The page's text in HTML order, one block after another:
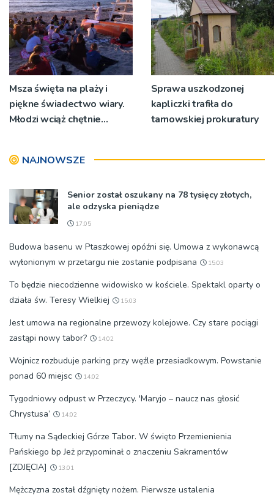
Msza święta na plaży i
piękne świadectwo wiary.
Młodzi wciąż chętnie
Sprawa uszkodzonej
kapliczki trafiła do
tarnowskiej prokuratury
NAJNOWSZE
Senior został oszukany na 78 tysięcy złotych,
ale odzyska pieniądze
17:05
Budowa basenu w Ptaszkowej opóźni się. Umowa z wykonawcą
wyłonionym w przetargu nie zostanie podpisana
15:03
To będzie niecodzienne widowisko w kościele. Spektakl oparty o
działa św. Teresy Wielkiej
15:03
Jest umowa na regionalne przewozy kolejowe. Czy stare pociągi
zastąpi nowy tabor?
14:02
Wojnicz rozbuduje parking przy węźle przesiadkowym. Powstanie
ponad 60 miejsc
14:02
Tygodniowy odpust w Przeczycy. 'Maryjo – naucz nas głosić
Chrystusa’
14:02
Tłumy na Sądeckiej Górze Tabor. W święto Przemienienia
Pańskiego bp Jeż przypominał o znaczeniu Sakramentów
[ZDJĘCIA]
13:01
Mężczyzna został dźgnięty nożem. Pierwsze ustalenia